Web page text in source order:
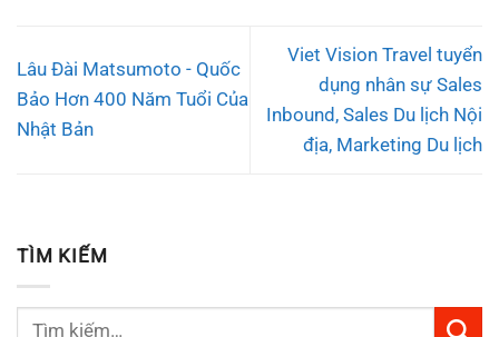
Lâu Đài Matsumoto - Quốc
Bảo Hơn 400 Năm Tuổi Của
Nhật Bản
Viet Vision Travel tuyển
dụng nhân sự Sales
Inbound, Sales Du lịch Nội
địa, Marketing Du lịch
TÌM KIẾM